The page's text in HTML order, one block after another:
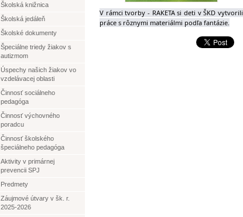
V rámci tvorby - RAKETA si deti v ŠKD vytvorili
práce s rôznymi materiálmi podľa fantázie.
Školská knižnica
Školská jedáleň
Školské dokumenty
Špeciálne triedy žiakov s
autizmom
Úspechy našich žiakov vo
vzdelávacej oblasti
Činnosť sociálneho
pedagóga
Činnosť výchovného
poradcu
Činnosť školského
špeciálneho pedagóga
Aktivity v primárnej
prevencii SPJ
Predmety
Záujmové útvary v šk. r.
2025-2026